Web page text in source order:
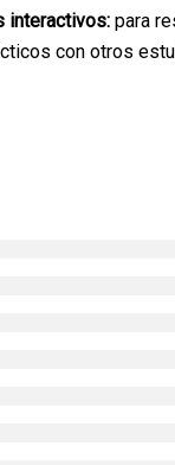
interactivos: para
con otros